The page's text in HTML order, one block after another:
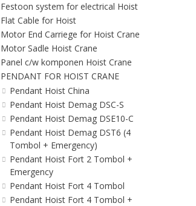
Festoon system for electrical Hoist
Flat Cable for Hoist
Motor End Carriege for Hoist Crane
Motor Sadle Hoist Crane
Panel c/w komponen Hoist Crane
PENDANT FOR HOIST CRANE
Pendant Hoist China
Pendant Hoist Demag DSC-S
Pendant Hoist Demag DSE10-C
Pendant Hoist Demag DST6 (4
Tombol + Emergency)
Pendant Hoist Fort 2 Tombol +
Emergency
Pendant Hoist Fort 4 Tombol
Pendant Hoist Fort 4 Tombol +